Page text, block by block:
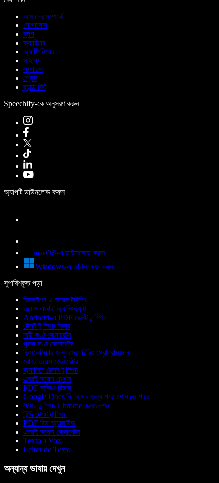
আমাদের সম্পর্কে
যোগাযোগ
ব্লগ
ক্যারিয়ার
অ্যাফিলিয়েট
সাহায্য
স্ট্যাটাস
প্রেস
ব্র্যান্ড কিট
Speechify-কে অনুসরণ করুন
অ্যাপটি ডাউনলোড করুন
macOS-এ ডাউনলোড করুন
Windows-এ ডাউনলোড করুন
সুপারিশকৃত পড়া
ডিকটেশন ও ভয়েস টাইপিং
ভয়েস এআই অ্যাসিস্ট্যান্ট
Android-এ PDF টেক্সট টু স্পিচ
টেক্সট টু স্পিচ রিডার
নারী কণ্ঠ জেনারেটর
পুরুষ কণ্ঠ জেনারেটর
ডিসলেক্সিয়ার জন্য সেরা রিডিং প্রোগ্রামগুলো
রোবট ভয়েস জেনারেটর
অ্যানিমে টেক্সট টু স্পিচ
এআই ভয়েস চেঞ্জার
PDF অডিও রিডার
Google Docs কি আমার জন্য পড়ে শোনাতে পারে
টেক্সট টু স্পিচ Chrome এক্সটেনশন
হিন্দি টেক্সট টু স্পিচ
PDF রিড অ্যালাউড
এআই ভয়েস জেনারেটর
Texto a Voz
Leitor de Texto
অন্যান্য ভাষায় দেখুন